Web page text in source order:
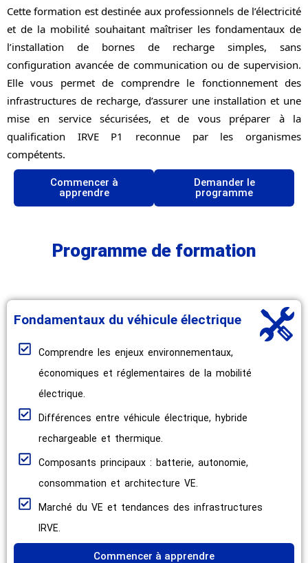
Cette formation est destinée aux professionnels de l’électricité
et de la mobilité souhaitant maîtriser les fondamentaux de
l’installation de bornes de recharge simples, sans
configuration avancée de communication ou de supervision.
Elle vous permet de comprendre le fonctionnement des
infrastructures de recharge, d’assurer une installation et une
mise en service sécurisées, et de vous préparer à la
qualification IRVE P1 reconnue par les organismes
compétents.
Commencer à
apprendre
Demander le
programme
Programme de formation
Fondamentaux du véhicule électrique
Comprendre les enjeux environnementaux,
économiques et réglementaires de la mobilité
électrique.
Différences entre véhicule électrique, hybride
rechargeable et thermique.
Composants principaux : batterie, autonomie,
consommation et architecture VE.
Marché du VE et tendances des infrastructures
IRVE.
Commencer à apprendre